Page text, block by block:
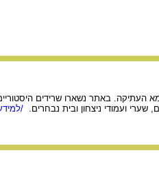
העתיקה. באתר נשארו שרידים
ועמודי ניצחון ובית נבחרים.
/